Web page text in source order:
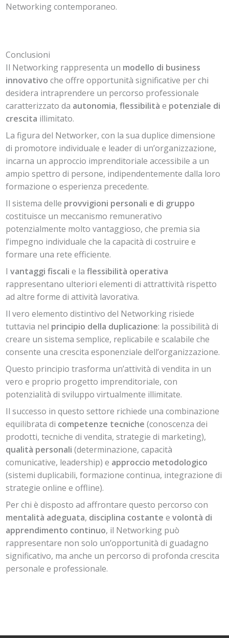
Networking contemporaneo.
Conclusioni
Il Networking rappresenta un modello di business
innovativo che offre opportunità significative per chi
desidera intraprendere un percorso professionale
caratterizzato da autonomia, flessibilità e potenziale di
crescita illimitato.
La figura del Networker, con la sua duplice dimensione
di promotore individuale e leader di un’organizzazione,
incarna un approccio imprenditoriale accessibile a un
ampio spettro di persone, indipendentemente dalla loro
formazione o esperienza precedente.
Il sistema delle provvigioni personali e di gruppo
costituisce un meccanismo remunerativo
potenzialmente molto vantaggioso, che premia sia
l’impegno individuale che la capacità di costruire e
formare una rete efficiente.
I vantaggi fiscali e la flessibilità operativa
rappresentano ulteriori elementi di attrattività rispetto
ad altre forme di attività lavorativa.
Il vero elemento distintivo del Networking risiede
tuttavia nel principio della duplicazione: la possibilità di
creare un sistema semplice, replicabile e scalabile che
consente una crescita esponenziale dell’organizzazione.
Questo principio trasforma un’attività di vendita in un
vero e proprio progetto imprenditoriale, con
potenzialità di sviluppo virtualmente illimitate.
Il successo in questo settore richiede una combinazione
equilibrata di competenze tecniche (conoscenza dei
prodotti, tecniche di vendita, strategie di marketing),
qualità personali (determinazione, capacità
comunicative, leadership) e approccio metodologico
(sistemi duplicabili, formazione continua, integrazione di
strategie online e offline).
Per chi è disposto ad affrontare questo percorso con
mentalità adeguata, disciplina costante e volontà di
apprendimento continuo, il Networking può
rappresentare non solo un’opportunità di guadagno
significativo, ma anche un percorso di profonda crescita
personale e professionale.